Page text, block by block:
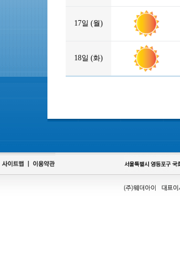
17일 (월)
18일 (화)